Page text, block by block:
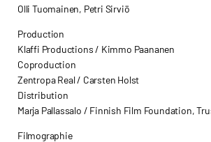
Olli Tuomainen, Petri Sirviö
Production
Klaffi Productions / Kimmo Paananen
Coproduction
Zentropa Real / Carsten Holst
Distribution
Marja Pallassalo / Finnish Film Foundation,
Filmographie